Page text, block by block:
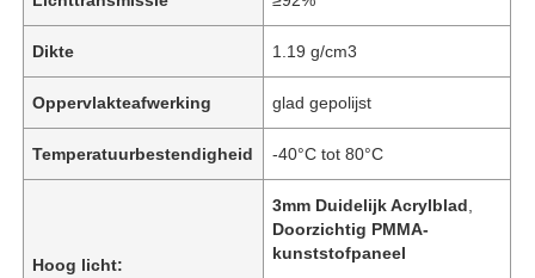
Dikte 1.19 g/cm3
Oppervlakteafwerking glad gepolijst
Temperatuurbestendigheid -40°C tot 80°C
Hoog licht:
3mm Duidelijk Acrylblad
Doorzichtig PMMA-
kunststofpaneel